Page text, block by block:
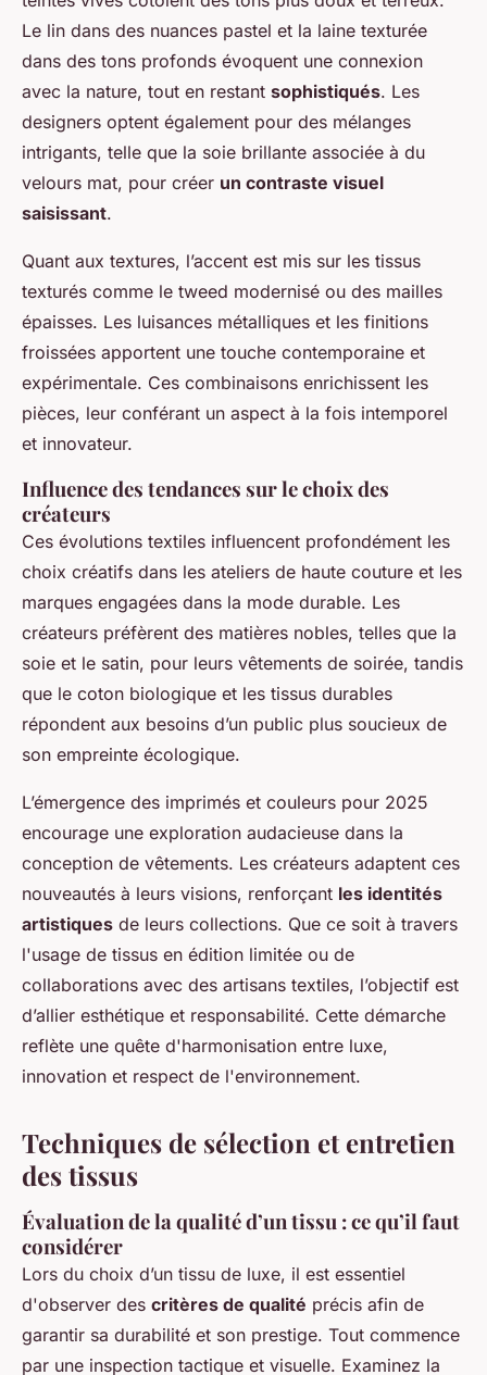
Le lin dans des nuances pastel et la laine texturée
dans des tons profonds évoquent une connexion
avec la nature, tout en restant sophistiqués. Les
designers optent également pour des mélanges
intrigants, telle que la soie brillante associée à du
velours mat, pour créer un contraste visuel
saisissant.
Quant aux textures, l’accent est mis sur les tissus
texturés comme le tweed modernisé ou des mailles
épaisses. Les luisances métalliques et les finitions
froissées apportent une touche contemporaine et
expérimentale. Ces combinaisons enrichissent les
pièces, leur conférant un aspect à la fois intemporel
et innovateur.
Influence des tendances sur le choix des
créateurs
Ces évolutions textiles influencent profondément les
choix créatifs dans les ateliers de haute couture et les
marques engagées dans la mode durable. Les
créateurs préfèrent des matières nobles, telles que la
soie et le satin, pour leurs vêtements de soirée, tandis
que le coton biologique et les tissus durables
répondent aux besoins d’un public plus soucieux de
son empreinte écologique.
L’émergence des imprimés et couleurs pour 2025
encourage une exploration audacieuse dans la
conception de vêtements. Les créateurs adaptent ces
nouveautés à leurs visions, renforçant les identités
artistiques de leurs collections. Que ce soit à travers
l'usage de tissus en édition limitée ou de
collaborations avec des artisans textiles, l’objectif est
d’allier esthétique et responsabilité. Cette démarche
reflète une quête d'harmonisation entre luxe,
innovation et respect de l'environnement.
Techniques de sélection et entretien
des tissus
Évaluation de la qualité d’un tissu : ce qu’il faut
considérer
Lors du choix d’un tissu de luxe, il est essentiel
d'observer des critères de qualité précis afin de
garantir sa durabilité et son prestige. Tout commence
par une inspection tactique et visuelle. Examinez la